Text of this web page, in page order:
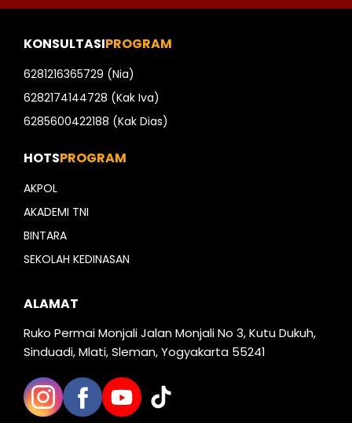
KONSULTASIPROGRAM
6281216365729 (Nia)
6282174144728 (Kak Iva)
6285600422188 (Kak Dias)
HOTSPROGRAM
AKPOL
AKADEMI TNI
BINTARA
SEKOLAH KEDINASAN
ALAMAT
Ruko Permai Monjali Jalan Monjali No 3, Kutu Dukuh,
Sinduadi, Mlati, Sleman, Yogyakarta 55241